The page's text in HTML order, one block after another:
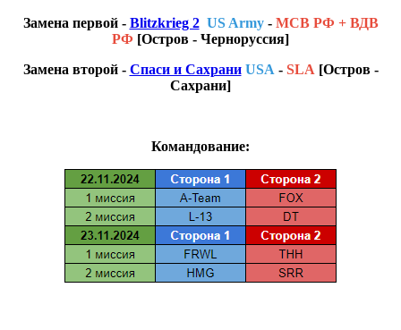
Замена первой - Blitzkrieg 2 US Army- МСВ РФ + ВДВ
РФ [Остров - Черноруссия]
Замена второй - Спаси и Сахрани USA - SLA [Остров -
Сахрани]
Командование: